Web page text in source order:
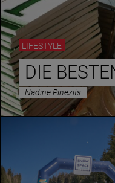
LIFESTYLE
DIE
Nadine Pinezits